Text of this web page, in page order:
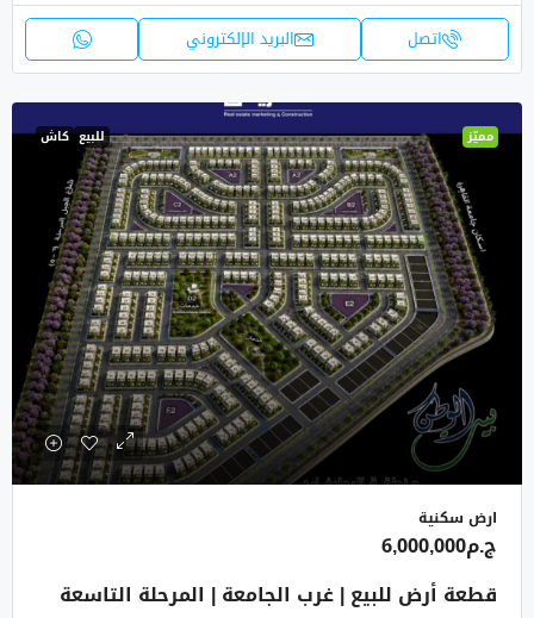
اتصل البريد الإلكتروني
مميّز للبيع كاش
ارض سكنية
ج.م6,000,000
قطعة أرض للبيع | غرب الجامعة | المرحلة التاسعة